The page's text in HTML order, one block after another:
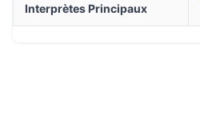
Interprètes Principaux